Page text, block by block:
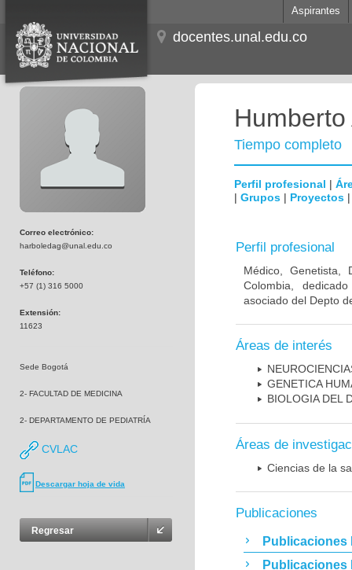
Aspirantes
docentes.unal.edu.co
Correo electrónico:
harboledag@unal.edu.co
Teléfono:
+57 (1) 316 5000
Extensión:
11623
Sede Bogotá
2- FACULTAD DE MEDICINA
2- DEPARTAMENTO DE PEDIATRÍA
CVLAC
Descargar hoja de vida
Regresar
Tiempo completo
Perfil profesional |
| Grupos | Proyectos
Perfil profesional
Médico, Genetista,
Colombia,
asociado del Depto
Áreas de interés
GENETICA
BIOLOGIA DEL
Áreas de
Ciencias de la
Publicaciones
Publicaciones
Publicaciones